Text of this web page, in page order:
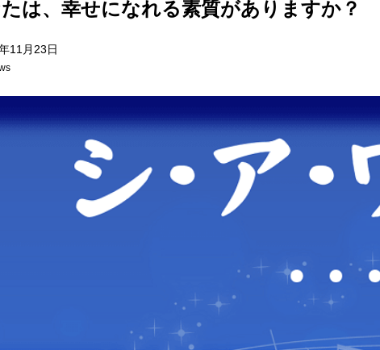
は、幸せになれる素質がありますか？
11月23日